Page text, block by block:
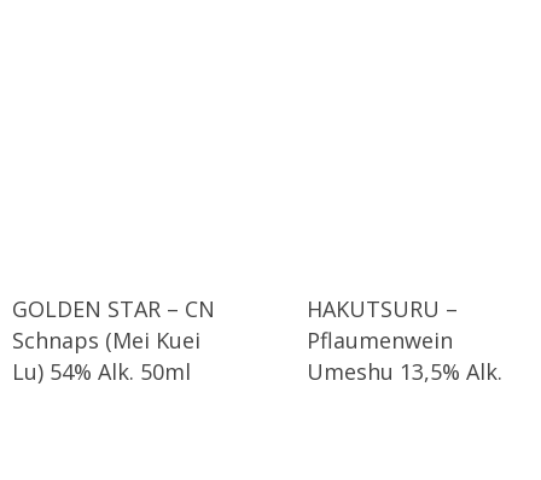
GOLDEN STAR – CN
Schnaps (Mei Kuei
Lu) 54% Alk. 50ml
HAKUTSURU –
Pflaumenwein
Umeshu 13,5% Alk.